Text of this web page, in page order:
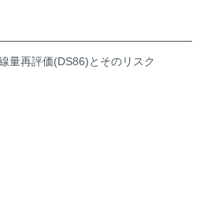
量再評価(DS86)とそのリスク